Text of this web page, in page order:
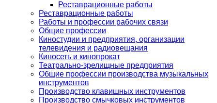
Реставрационные работы
Реставрационные работы
Работы и профессии рабочих связи
Общие профессии
Киностудии и предприятия, организации
телевидения и радиовещания
Киносеть и кинопрокат
Театрально-зрелищные предприятия
Общие профессии производства музыкальных
инструментов
Производство клавишных инструментов
Производство смычковых инструментов